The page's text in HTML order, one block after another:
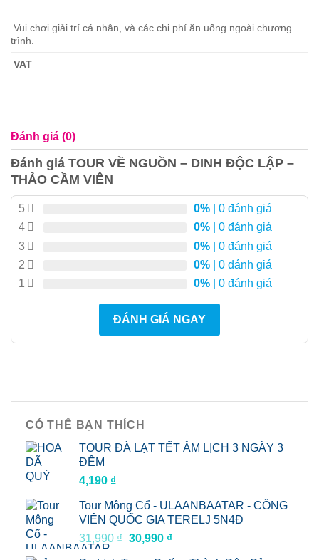
Vui chơi giải trí cá nhân, và các chi phí ăn uống ngoài chương
trình.
VAT
Đánh giá (0)
Đánh giá TOUR VỀ NGUỒN – DINH ĐỘC LẬP –
THẢO CẦM VIÊN
5 0% | 0 đánh giá
4
0% | 0 đánh giá
3
0% | 0 đánh giá
2
0% | 0 đánh giá
1
0% | 0 đánh giá
ĐÁNH GIÁ NGAY
CÓ THỂ BẠN THÍCH
TOUR ĐÀ LẠT TẾT ÂM LỊCH 3 NGÀY 3
ĐÊM
4,190 ₫
Tour Mông Cổ - ULAANBAATAR - CÔNG
VIÊN QUỐC GIA TERELJ 5N4Đ
31,990₫ Giá
30,990 ₫Giá